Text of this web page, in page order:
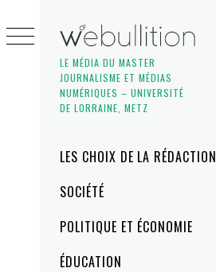
LE MÉDIA DU MASTER
JOURNALISME ET MÉDIAS
NUMÉRIQUES – UNIVERSITÉ
DE LORRAINE, METZ
MenuLES CHOIX DE LA RÉDACTION
SOCIÉTÉ
POLITIQUE ET ÉCONOMIE
ÉDUCATION
to
content